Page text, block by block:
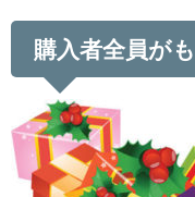
購入者全員が